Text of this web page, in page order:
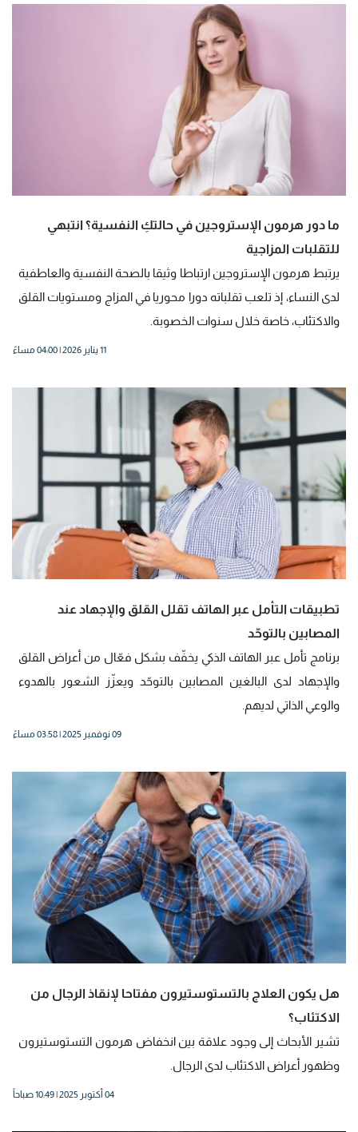
ما دور هرمون الإستروجين في حالتكِ النفسية؟ انتبهي
للتقلبات المزاجية
يرتبط هرمون الإستروجين ارتباطا وثيقا بالصحة النفسية والعاطفية
لدى النساء، إذ تلعب تقلباته دورا محوريا في المزاج ومستويات القلق
والاكتئاب، خاصة خلال سنوات الخصوبة.
11 يناير 2026 | 04:00 مساءً
تطبيقات التأمل عبر الهاتف تقلل القلق والإجهاد عند
المصابين بالتوحّد
برنامج تأمل عبر الهاتف الذكي يخفّف بشكل فعّال من أعراض القلق
والإجهاد لدى البالغين المصابين بالتوحّد ويعزّز الشعور بالهدوء
والوعي الذاتي لديهم.
09 نوفمبر 2025 | 03:58 مساءً
هل يكون العلاج بالتستوستيرون مفتاحا لإنقاذ الرجال من
الاكتئاب؟
تشير الأبحاث إلى وجود علاقة بين انخفاض هرمون التستوستيرون
وظهور أعراض الاكتئاب لدى الرجال.
04 أكتوبر 2025 | 10:49 صباحاً